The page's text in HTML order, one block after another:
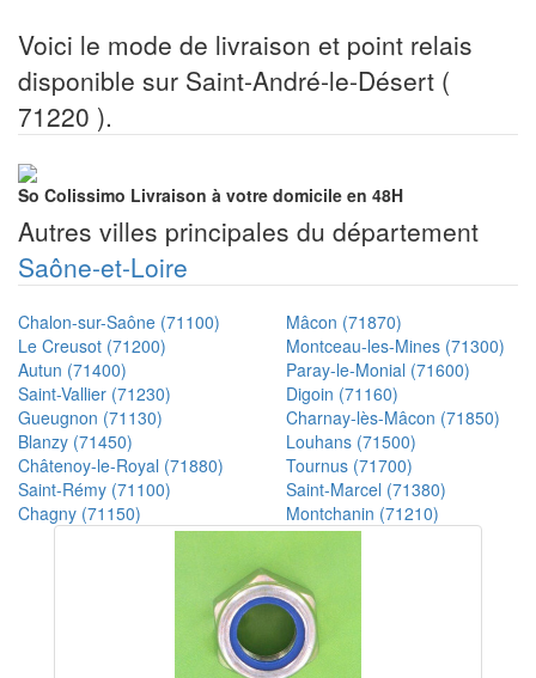
Voici le mode de livraison et point relais
disponible sur Saint-André-le-Désert (
71220 ).
So Colissimo Livraison à votre domicile en 48H
Autres villes principales du département
Saône-et-Loire
Chalon-sur-Saône (71100)
Mâcon (71870)
Le Creusot (71200)
Montceau-les-Mines (71300)
Autun (71400)
Paray-le-Monial (71600)
Saint-Vallier (71230)
Digoin (71160)
Gueugnon (71130)
Charnay-lès-Mâcon (71850)
Blanzy (71450)
Louhans (71500)
Châtenoy-le-Royal (71880)
Tournus (71700)
Saint-Rémy (71100)
Saint-Marcel (71380)
Chagny (71150)
Montchanin (71210)